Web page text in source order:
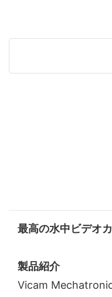
最高の水中ビデオ
製品紹介
Vicam